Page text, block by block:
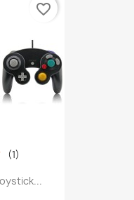
(1)
favorite_border